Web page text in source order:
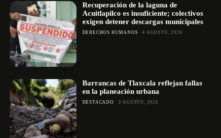
Recuperación de la laguna de
Acuitlapilco es insuficiente; colectivos
exigen detener descargas municipales
DERECHOS HUMANOS 4 AGOSTO, 2026
Barrancas de Tlaxcala reflejan fallas
en la planeación urbana
DESTACADO 3 AGOSTO, 2026